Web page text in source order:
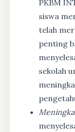
PKBM
siswa
telah
penting
sekolah